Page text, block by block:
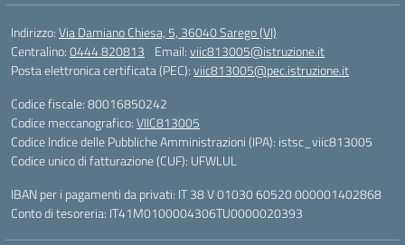
Indirizzo:Via Damiano Chiesa, 5, 36040 Sarego (VI)
Centralino:0444 820813 Email:viic813005@istruzione.it
Posta elettronica certificata (PEC):viic813005@pec.istruzione.it
Codice fiscale: 80016850242
Codice meccanografico:VIIC813005
Codice Indice delle Pubbliche Amministrazioni (IPA): istsc_viic813005
Codice unico di fatturazione (CUF): UFWLUL
IBAN per i pagamenti da privati: IT 38 V 01030 60520 000001402868
Conto di tesoreria: IT41M0100004306TU0000020393